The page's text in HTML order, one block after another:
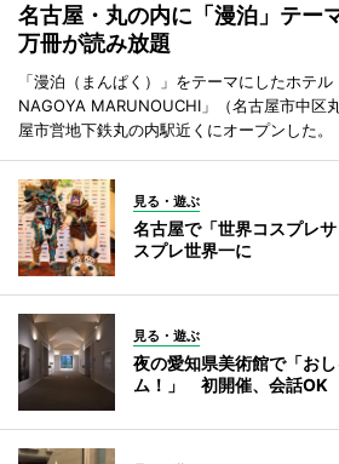
名古屋・丸の内に「漫泊」テ
万冊が読み放題
「漫泊（まんぱく）」をテーマにしたホテ
NAGOYA MARUNOUCHI」（名古屋市中区
屋市営地下鉄丸の内駅近くにオープンした。
見る・遊ぶ
名古屋で「世界コスプレ
スプレ世界一に
見る・遊ぶ
夜の愛知県美術館で「お
ム！」 初開催、会話OK